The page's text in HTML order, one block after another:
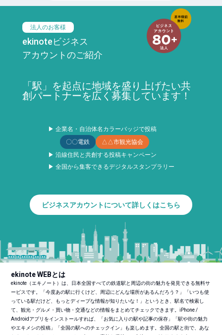
法人のお客様
ekinoteビジネス
アカウントのご紹介
「駅」を起点に地域を盛り上げたい共
創パートナーを広く募集しています！
▶ 企業名・自治体名カラーバッジで投稿
〇〇電鉄
△△市観光協会
▶ 沿線住民と共創する投稿キャンペーン
▶ 全国から集客できるデジタルスタンプラリー
ビジネスアカウントについて詳しくはこちら
ekinote WEBとは
ekinote（エキノート）は、日本全国すべての鉄道駅と周辺の街の魅力を発見できる無料サ
ービスです。「今度あの駅に行くけど、周辺にどんな場所があるんだろう？」「いつも使
っている駅だけど、もっとディープな情報が知りたいな！」というとき、駅名で検索し
て、観光・グルメ・買い物・交通などの情報をまとめてチェックできます。iPhone /
Androidアプリをインストールすれば、「お気に入りの駅や記事の保存」「駅や街の魅力
やエキメシの投稿」「全国の駅へのチェックイン」も楽しめます。全国の駅と街で、あな